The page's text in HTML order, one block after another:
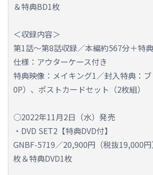
＆特典BD1枚
＜収録内容＞
第1話～第8話収録／本編約567分＋特
仕様：アウターケース付き
特典映像：メイキング1／封入特典：
0P）、ポストカードセット（2枚組）
○2022年11月2日（水）発売
・DVD SET2【特典DVD付】
GNBF-5719／20,900円（税抜19,000
枚＆特典DVD1枚